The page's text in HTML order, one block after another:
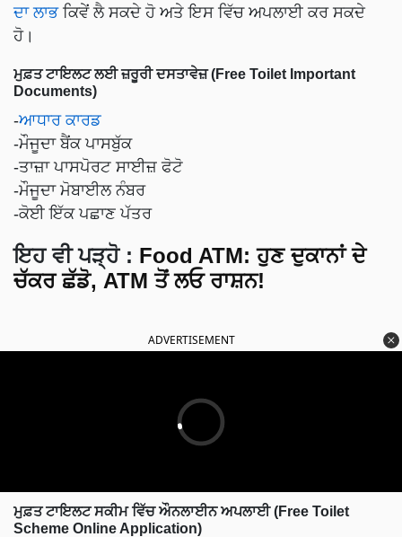
ਦਾ ਲਾਭਕਿਵੇਂ ਲੈ ਸਕਦੇ ਹੋ ਅਤੇ ਇਸ ਵਿੱਚ ਅਪਲਾਈ ਕਰ ਸਕਦੇ
ਹੋ।
ਮੁਫ਼ਤ ਟਾਇਲਟ ਲਈ ਜ਼ਰੂਰੀ ਦਸਤਾਵੇਜ਼ (Free Toilet Important
Documents)
-ਆਧਾਰ ਕਾਰਡ
-ਮੌਜੂਦਾ ਬੈਂਕ ਪਾਸਬੁੱਕ
-ਤਾਜ਼ਾ ਪਾਸਪੋਰਟ ਸਾਈਜ਼ ਫੋਟੋ
-ਮੌਜੂਦਾ ਮੋਬਾਈਲ ਨੰਬਰ
-ਕੋਈ ਇੱਕ ਪਛਾਣ ਪੱਤਰ
ਇਹ ਵੀ ਪੜ੍ਹੋ : Food ATM: ਹੁਣ ਦੁਕਾਨਾਂ ਦੇ
ਚੱਕਰ ਛੱਡੋ, ATM ਤੋਂ ਲਓ ਰਾਸ਼ਨ!
Scheme Online Application)
ਜੇਕਰ ਤੁਸੀਂ ਮੁਫਤ ਟਾਇਲਟ ਬਣਾਉਣਾ ਚਾਹੁੰਦੇ ਹੋ ਤਾਂ ਤੁਹਾਨੂੰ